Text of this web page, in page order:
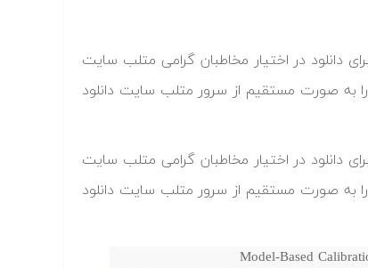
دانلود در اختیار مخاطبان گرامی متلب سایت
به صورت مستقیم از سرور متلب سایت دانلود
دانلود در اختیار مخاطبان گرامی متلب سایت
به صورت مستقیم از سرور متلب سایت دانلود
Model-Based